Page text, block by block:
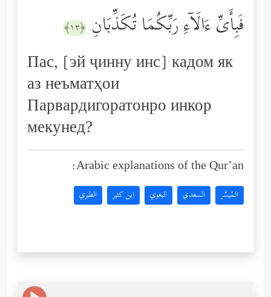
فَبِأَیِّ ءَالَاۤءِ رَبِّكُمَا تُكَذِّبَانِ ﴿١٣﴾
Пас, [эй ҷинну инс] кадом як
аз неъматҳои
Парвардигоратонро инкор
мекунед?
Arabic explanations of the Qur’an:
المُيسَّر السعدي البغوي ابن كثير الطبري